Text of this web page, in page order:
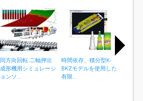
同方向回転 二軸押出
成形機用シミュレーシ
ョンソ...
時間依存、積分型K-
BKZモデルを使用した
有限...